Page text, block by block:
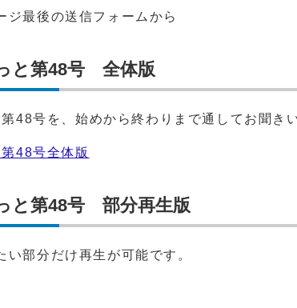
ジ最後の送信フォームから
と第48号 全体版
48号を、始めから終わりまで通してお聞き
48号全体版
と第48号 部分再生版
い部分だけ再生が可能です。